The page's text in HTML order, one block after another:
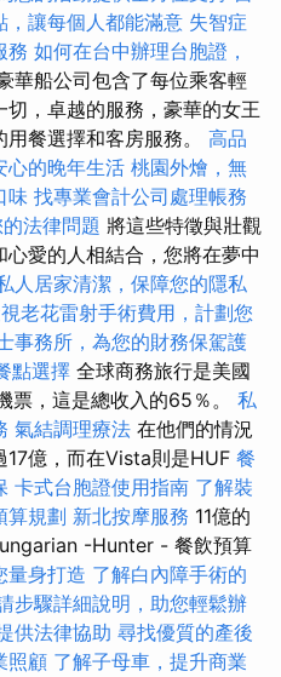
，讓每個人都能滿意 失智症
務 如何在台中辦理台胞證，
華船公司包含了每位乘客輕
，卓越的服務，豪華的女王
餐選擇和客房服務。 高品
心的晚年生活 桃園外燴，無
味 找專業會計公司處理帳務
法律問題 將這些特徵與壯觀
愛的人相結合，您將在夢中
人居家清潔，保障您的隱私
老花雷射手術費用，計劃您
事務所，為您的財務保駕護
點選擇 全球商務旅行是美國
票，這是總收入的65％。 私
氣結調理療法 在他們的情況
億，而在Vista則是HUF 餐
卡式台胞證使用指南 了解裝
算規劃 新北按摩服務 11億的
-Hunter - 餐飲預算
量身打造 了解白內障手術的
步驟詳細說明，助您輕鬆辦
供法律協助 尋找優質的產後
照顧 了解子母車，提升商業